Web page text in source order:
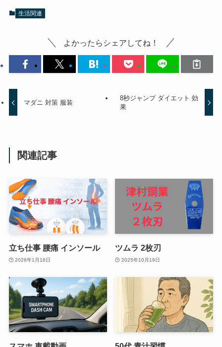
生活関連
よかったらシェアしてね！
マダニ 対策 服装
8秒ジャンプ ダイエット 効
果
関連記事
立ち仕事 腰痛 インソール
2026年1月16日
ツムラ 2枚刃
2025年10月19日